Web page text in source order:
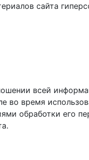
сайта
всей
во время
обработки его